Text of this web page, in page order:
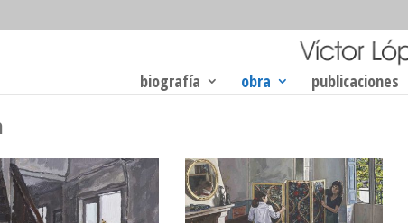
biografía obra publicaciones